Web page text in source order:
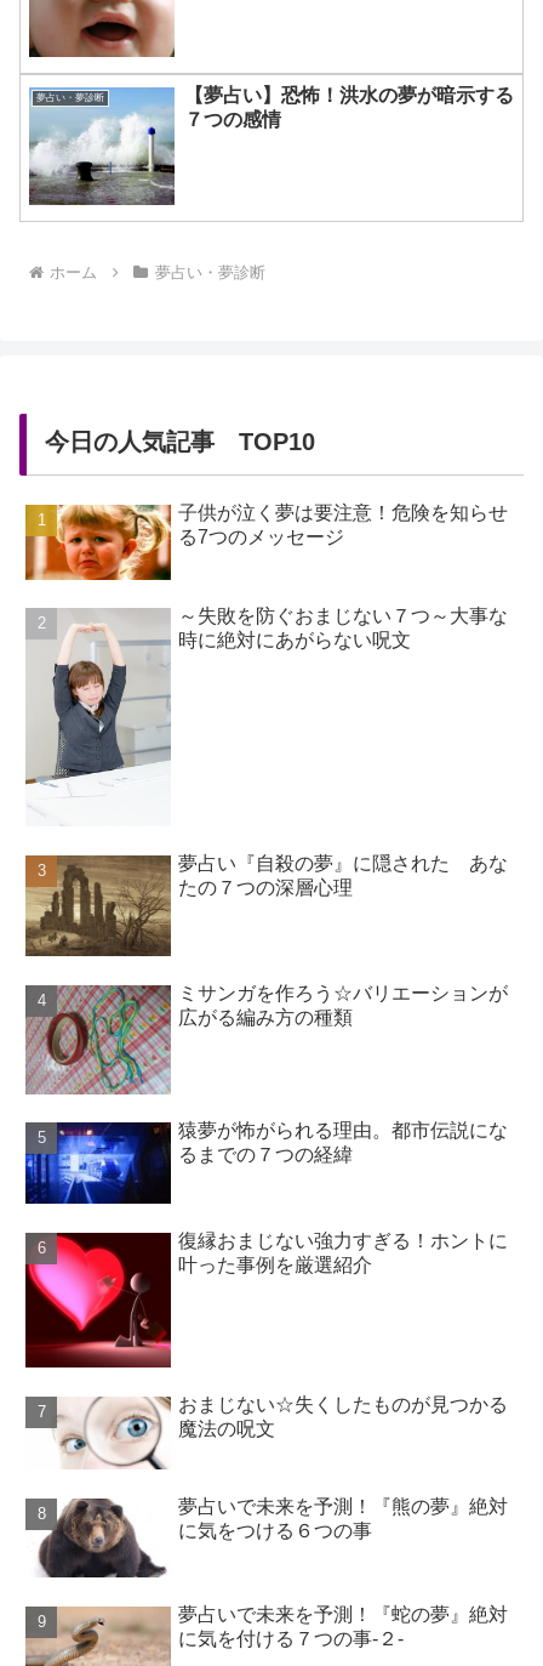
夢占い・夢診断
【夢占い】恐怖！洪水の夢が暗示する
７つの感情
ホーム 夢占い・夢診断
今日の人気記事 TOP10
子供が泣く夢は要注意！危険を知らせ
る7つのメッセージ
～失敗を防ぐおまじない７つ～大事な
時に絶対にあがらない呪文
夢占い『自殺の夢』に隠された あな
たの７つの深層心理
ミサンガを作ろう☆バリエーションが
広がる編み方の種類
猿夢が怖がられる理由。都市伝説にな
るまでの７つの経緯
復縁おまじない強力すぎる！ホントに
叶った事例を厳選紹介
おまじない☆失くしたものが見つかる
魔法の呪文
夢占いで未来を予測！『熊の夢』絶対
に気をつける６つの事
夢占いで未来を予測！『蛇の夢』絶対
に気を付ける７つの事-２-